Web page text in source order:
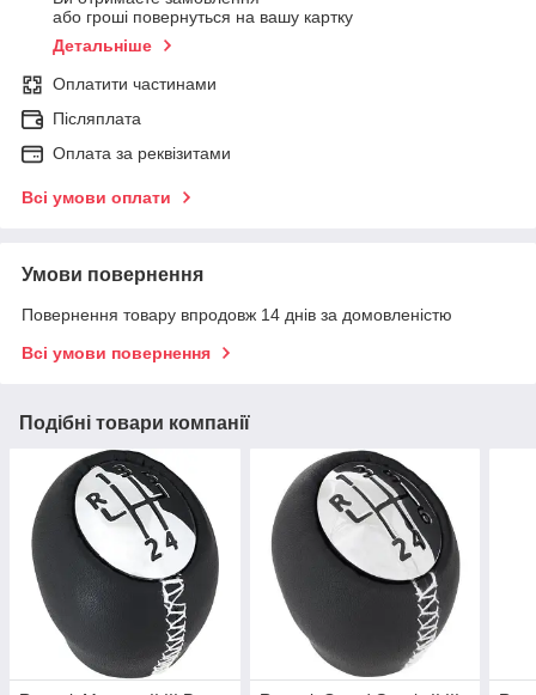
або гроші повернуться на вашу картку
Детальніше
Оплатити частинами
Післяплата
Оплата за реквізитами
Всі умови оплати
Умови повернення
Повернення товару впродовж 14 днів за домовленістю
Всі умови повернення
Подібні товари компанії